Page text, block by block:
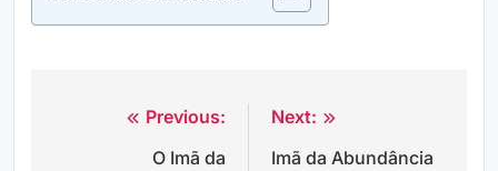
NavegaçãoPrevious:
O Imã da
Next:
Imã da Abundância